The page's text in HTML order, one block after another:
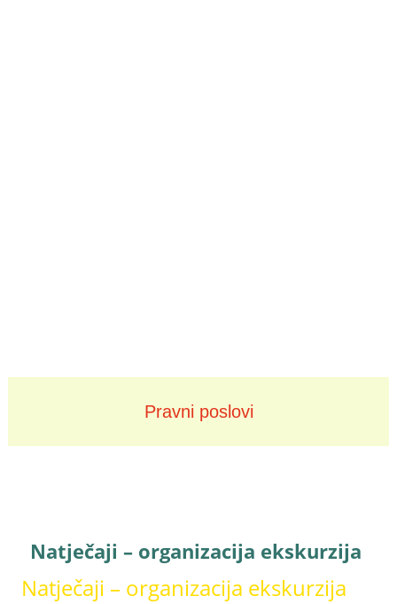
Pravni poslovi
Natječaji – organizacija ekskurzija
Natječaji – organizacija ekskurzija